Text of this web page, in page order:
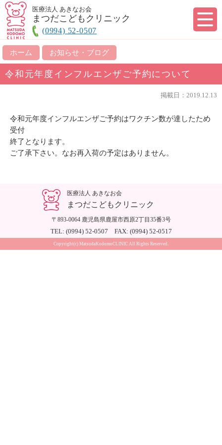
医療法人 あきなお会
まつだこどもクリニック
(0994) 52-0507
ホーム お知らせ・ブログ
令和元年度インフルエンザご予約について
掲載日：2019.12.13
令和元年度インフルエンザご予約はワクチン数が達したため
受付
終了となります。
ご了承下さい。なお再入荷の予定はありません。
医療法人 あきなお会
まつだこどもクリニック
〒893-0064 鹿児島県鹿屋市西原2丁目35番3号
TEL: (0994) 52-0507 FAX: (0994) 52-0517
Copyright(c) MatsudaKodomoCLINIC All Rights Reserved.